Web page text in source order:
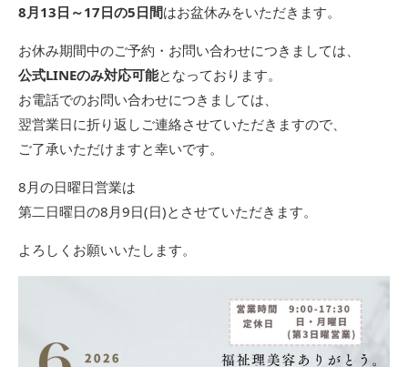
8月13日～17日の5日間はお盆休みをいただきます。
お休み期間中のご予約・お問い合わせにつきましては、
公式LINEのみ対応可能となっております。
お電話でのお問い合わせにつきましては、
翌営業日に折り返しご連絡させていただきますので、
ご了承いただけますと幸いです。
8月の日曜日営業は
第二日曜日の8月9日(日)とさせていただきます。
よろしくお願いいたします。